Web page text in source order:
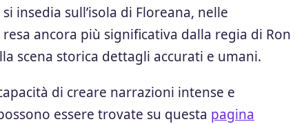
insedia sull’isola di Floreana, nelle
ancora più significativa dalla regia di Ron
scena storica dettagli accurati e umani.
di creare narrazioni intense e
essere trovate su questa pagina